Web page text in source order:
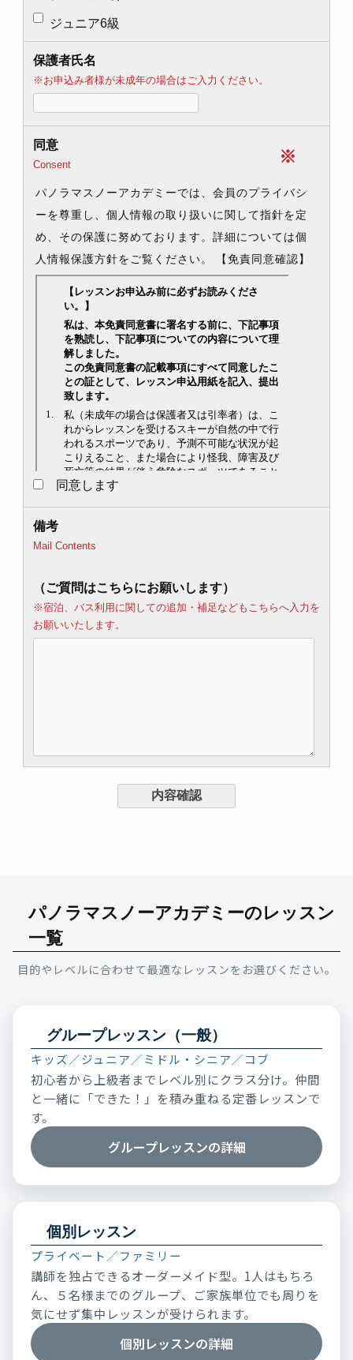
ジュニア6級
保護者氏名
※お申込み者様が未成年の場合はご入力ください。
※
同意
Consent
パノラマスノーアカデミーでは、会員のプライバシ
ーを尊重し、個人情報の取り扱いに関して指針を定
め、その保護に努めております。詳細については個
人情報保護方針をご覧ください。
【免責同意確認】
同意します
備考
Mail Contents
（ご質問はこちらにお願いします）
※宿泊、バス利用に関しての追加・補足などもこちらへ入力を
お願いいたします。
パノラマスノーアカデミーのレッスン
一覧
目的やレベルに合わせて最適なレッスンをお選びください。
グループレッスン（一般）
キッズ／ジュニア／ミドル・シニア／コブ
初心者から上級者までレベル別にクラス分け。仲間
と一緒に「できた！」を積み重ねる定番レッスンで
す。
グループレッスンの詳細
個別レッスン
プライベート／ファミリー
講師を独占できるオーダーメイド型。1人はもちろ
ん、５名様までのグループ、ご家族単位でも周りを
気にせず集中レッスンが受けられます。
個別レッスンの詳細